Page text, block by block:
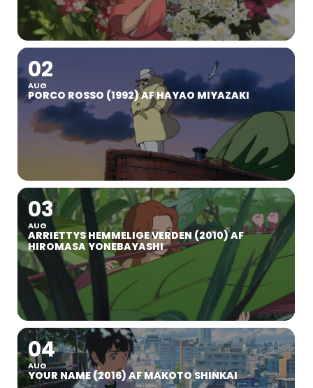
02
AUG
PORCO ROSSO (1992) AF HAYAO MIYAZAKI
03
AUG
ARRIETTYS HEMMELIGE VERDEN (2010) AF
HIROMASA YONEBAYASHI
04
AUG
YOUR NAME (2016) AF MAKOTO SHINKAI